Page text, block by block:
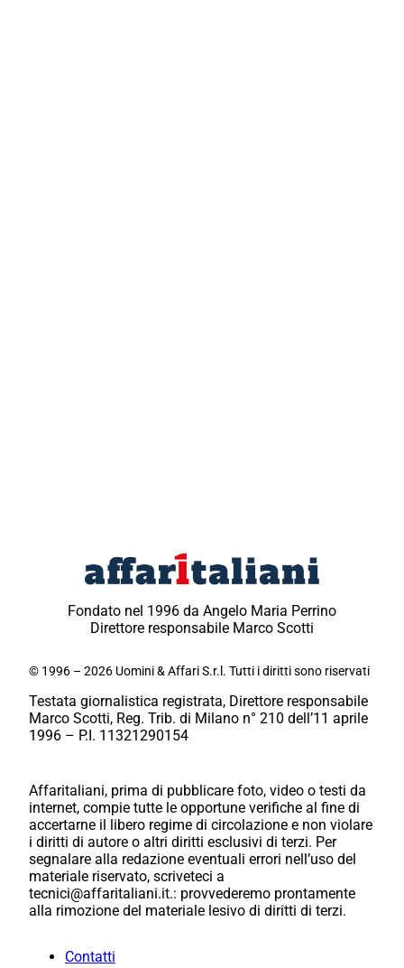
Fondato nel 1996 da Angelo Maria Perrino
Direttore responsabile Marco Scotti
© 1996 – 2026 Uomini & Affari S.r.l. Tutti i diritti sono riservati
Testata giornalistica registrata, Direttore responsabile
Marco Scotti, Reg. Trib. di Milano n° 210 dell’11 aprile
1996 – P.I. 11321290154
Affaritaliani, prima di pubblicare foto, video o testi da
internet, compie tutte le opportune verifiche al fine di
accertarne il libero regime di circolazione e non violare
i diritti di autore o altri diritti esclusivi di terzi. Per
segnalare alla redazione eventuali errori nell’uso del
materiale riservato, scriveteci a
tecnici@affaritaliani.it.: provvederemo prontamente
alla rimozione del materiale lesivo di diritti di terzi.
Contatti